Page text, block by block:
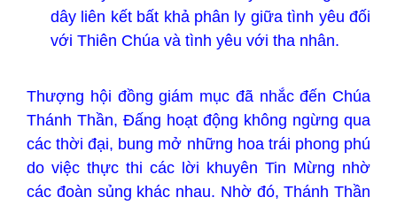
dây liên kết bất khả phân ly giữa tình yêu đối
với Thiên Chúa và tình yêu với tha nhân.
Thượng hội đồng giám mục đã nhắc đến Chúa
Thánh Thần, Đấng hoạt động không ngừng qua
các thời đại, bung mở những hoa trái phong phú
do việc thực thi các lời khuyên Tin Mừng nhờ
các đoàn sủng khác nhau. Nhờ đó, Thánh Thần